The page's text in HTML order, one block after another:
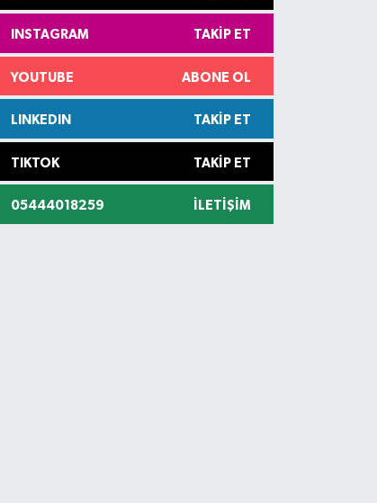
INSTAGRAM TAKIP ET
YOUTUBE ABONE OL
LINKEDIN TAKIP ET
TIKTOK TAKIP ET
05444018259 İLETIŞIM